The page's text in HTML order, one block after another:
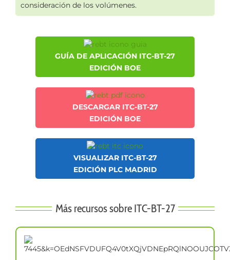
consideración de los volúmenes.
GUÍA DE APLICACIÓN ITC-BT-27
EDICIÓN BOE
DESCARGAR ITC-BT-27
EDICIÓN BOE
VISUALIZAR ITC-BT-27
EDICIÓN PLC MADRID
Más recursos sobre ITC-BT-27